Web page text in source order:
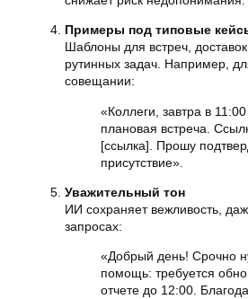
Примеры под типовые
Шаблоны для встреч,
рутинных задач. Например,
совещании:
«Коллеги, завтра в 11:00
плановая встреча.
[ссылка]. Прошу
присутствие».
Уважительный тон
ИИ сохраняет вежливость,
запросах:
«Добрый день! Срочно
помощь: требуется
отчете до 12:00.